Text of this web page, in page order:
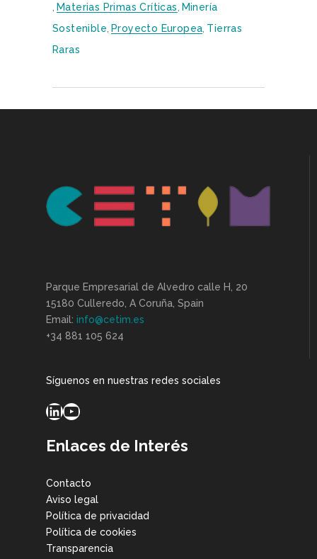
Materias Primas Críticas
Minería
Sostenible Proyecto Europea Tierras
Raras
Parque Empresarial de Alvedro calle H, 20
15180 Culleredo, A Coruña, Spain
Email: info@cetim.es
+34 881 105 624
Síguenos en nuestras redes sociales
LinkedIn
YouTube
Enlaces de Interés
Contacto
Aviso legal
Política de privacidad
Política de cookies
Transparencia